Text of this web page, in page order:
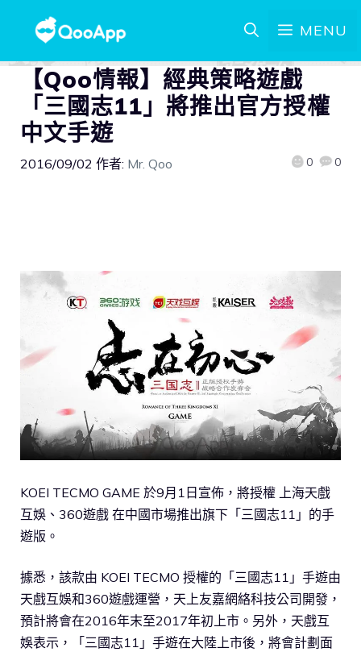
MENU
【Qoo情報】經典策略遊戲
「三國志11」將推出官方授權
中文手遊
2016/09/02 作者: Mr. Qoo 0 0
KOEI TECMO GAME 於9月1日宣佈，將授權 上海天戲
互娛、360遊戲 在中國市場推出旗下「三國志11」的手
遊版。
據悉，該款由 KOEI TECMO 授權的「三國志11」手遊由
天戲互娛和360遊戲運營，天上友嘉網絡科技公司開發，
預計將會在2016年末至2017年初上市。另外，天戲互
娛表示，「三國志11」手遊在大陸上市後，將會計劃面